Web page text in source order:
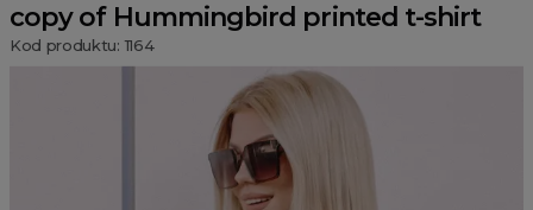
copy of Hummingbird printed t-shirt
Kod produktu: 1164